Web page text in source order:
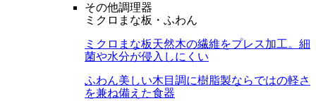
その他調理器
ミクロまな板・ふわん
ミクロまな板天然木の繊維をプレス加工。細
菌や水分が侵入しにくい
ふわん美しい木目調に樹脂製ならではの軽さ
を兼ね備えた食器